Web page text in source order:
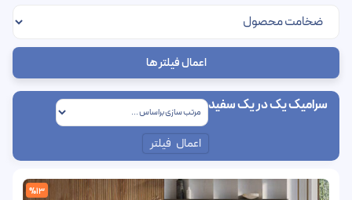
اعمال فیلتر ها
سرامیک یک در یک سفید
اعمال فیلتر
%13